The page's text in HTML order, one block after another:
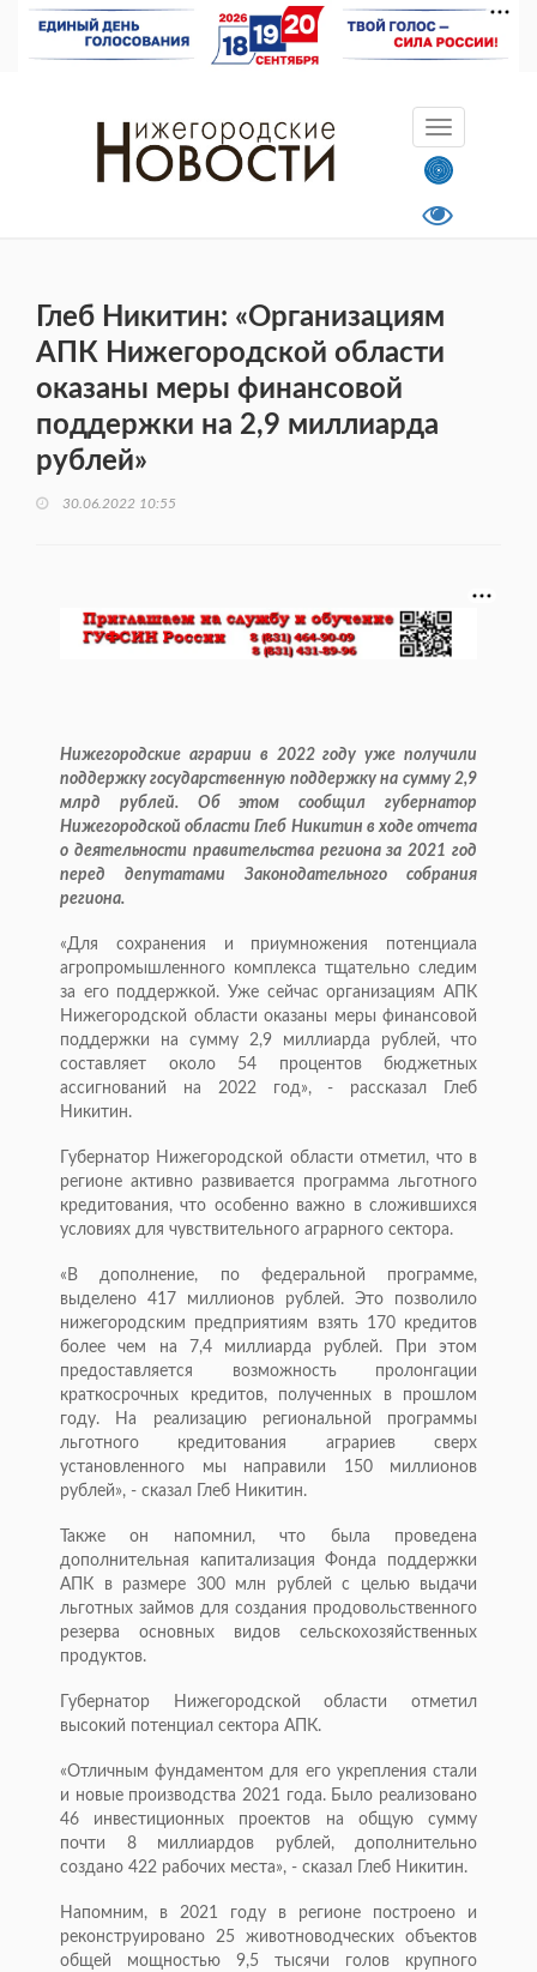
Глеб Никитин: «Организациям
АПК Нижегородской области
оказаны меры финансовой
поддержки на 2,9 миллиарда
рублей»
30.06.2022 10:55
Нижегородские аграрии в 2022 году уже получили
поддержку государственную поддержку на сумму 2,9
млрд рублей. Об этом сообщил губернатор
Нижегородской области Глеб Никитин в ходе отчета
о деятельности правительства региона за 2021 год
перед депутатами Законодательного собрания
региона.
«Для сохранения и приумножения потенциала
агропромышленного комплекса тщательно следим
за его поддержкой. Уже сейчас организациям АПК
Нижегородской области оказаны меры финансовой
поддержки на сумму 2,9 миллиарда рублей, что
составляет около 54 процентов бюджетных
ассигнований на 2022 год», - рассказал Глеб
Никитин.
Губернатор Нижегородской области отметил, что в
регионе активно развивается программа льготного
кредитования, что особенно важно в сложившихся
условиях для чувствительного аграрного сектора.
«В дополнение, по федеральной программе,
выделено 417 миллионов рублей. Это позволило
нижегородским предприятиям взять 170 кредитов
более чем на 7,4 миллиарда рублей. При этом
предоставляется возможность пролонгации
краткосрочных кредитов, полученных в прошлом
году. На реализацию региональной программы
льготного кредитования аграриев сверх
установленного мы направили 150 миллионов
рублей», - сказал Глеб Никитин.
Также он напомнил, что была проведена
дополнительная капитализация Фонда поддержки
АПК в размере 300 млн рублей с целью выдачи
льготных займов для создания продовольственного
резерва основных видов сельскохозяйственных
продуктов.
Губернатор Нижегородской области отметил
высокий потенциал сектора АПК.
«Отличным фундаментом для его укрепления стали
и новые производства 2021 года. Было реализовано
46 инвестиционных проектов на общую сумму
почти 8 миллиардов рублей, дополнительно
создано 422 рабочих места», - сказал Глеб Никитин.
Напомним, в 2021 году в регионе построено и
реконструировано 25 животноводческих объектов
общей мощностью 9,5 тысячи голов крупного